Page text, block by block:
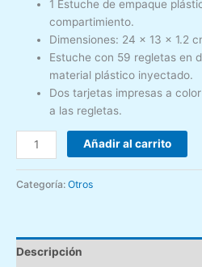
1 Estuche de empaque
compartimiento.
Dimensiones: 24 x 13 x 1.2
Estuche con 59 regletas en
material plástico inyectado.
Dos tarjetas impresas a
a las regletas.
Añadir al carrito
Categoría: Otros
Descripción